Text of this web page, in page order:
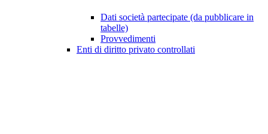
Dati società partecipate (da pubblicare in
tabelle)
Provvedimenti
Enti di diritto privato controllati